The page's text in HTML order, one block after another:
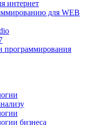
интернет
для WEB
бизнеса